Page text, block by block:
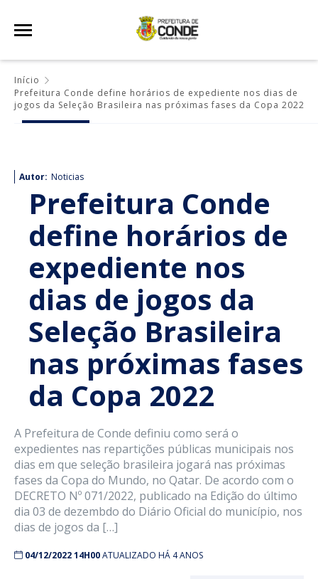
Início
Prefeitura Conde define horários de expediente nos dias de
jogos da Seleção Brasileira nas próximas fases da Copa 2022
Autor: Noticias
Prefeitura Conde
define horários de
expediente nos
dias de jogos da
Seleção Brasileira
nas próximas fases
da Copa 2022
A Prefeitura de Conde definiu como será o
expedientes nas repartições públicas municipais nos
dias em que seleção brasileira jogará nas próximas
fases da Copa do Mundo, no Qatar. De acordo com o
DECRETO Nº 071/2022, publicado na Edição do último
dia 03 de dezembdo do Diário Oficial do município, nos
dias de jogos da […]
04/12/2022 14H00ATUALIZADO HÁ 4 ANOS